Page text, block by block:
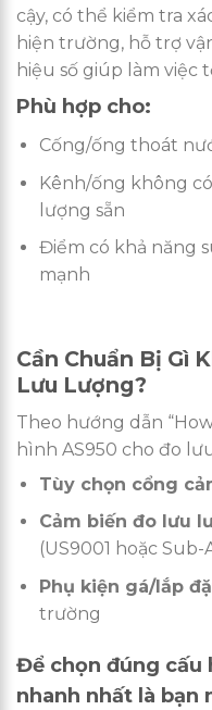
cậy, có thể kiểm tra
hiện trường, hỗ trợ
hiệu số giúp làm việc
Phù hợp cho:
Cống/ống thoát
Kênh/ống không
lượng sẵn
Điểm có khả năng
mạnh
Cần Chuẩn Bị Gì
Lưu Lượng?
Theo hướng dẫn
hình AS950 cho đo
Tùy chọn cổng
Cảm biến đo lưu
(US9001 hoặc Sub-
Phụ kiện gá/lắp
trường
Để chọn đúng cấu
nhanh nhất là bạn